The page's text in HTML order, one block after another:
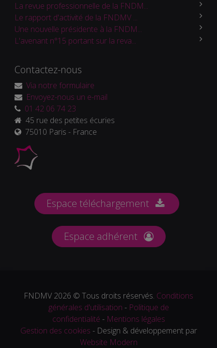
La revue professionnelle de la FNDM...
Le rapport d'activité de la FNDMV ...
Une nouvelle présidente à la FNDM...
L'avenant n°15 portant sur la reva...
Contactez-nous
Via notre formulaire
Envoyez-nous un e-mail
01 42 06 74 23
45 rue des petites écuries
75010 Paris - France
Espace téléchargement
Espace adhérent
FNDMV 2026 © Tous droits réservés. Conditions
générales d'utilisation - Politique de
confidentialité - Mentions légales
Gestion des cookies - Design & développement par
Website Modern